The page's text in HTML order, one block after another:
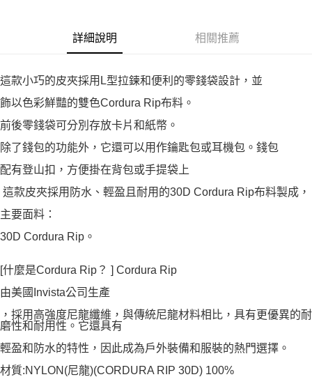
詳細說明 相關推薦
這款小巧的皮夾採用L型拉鍊和便利的零錢袋設計，並
飾以色彩鮮豔的雙色Cordura Rip布料。
前後零錢袋可分別存放卡片和紙幣。
除了錢包的功能外，它還可以用作鑰匙包或耳機包。錢包
配有登山扣，方便掛在背包或手提袋上
這款皮夾採用防水、輕盈且耐用的30D Cordura Rip布料製成，
主要面料：
30D Cordura Rip。
[什麼是Cordura Rip？ ] Cordura Rip
由美國Invista公司生產
，採用高強度尼龍纖維，與傳統尼龍材料相比，具有更優異的耐
磨性和耐用性。它還具有
輕盈和防水的特性，因此成為戶外裝備和服裝的熱門選擇。
材質:NYLON(尼龍)(CORDURA RIP 30D) 100%